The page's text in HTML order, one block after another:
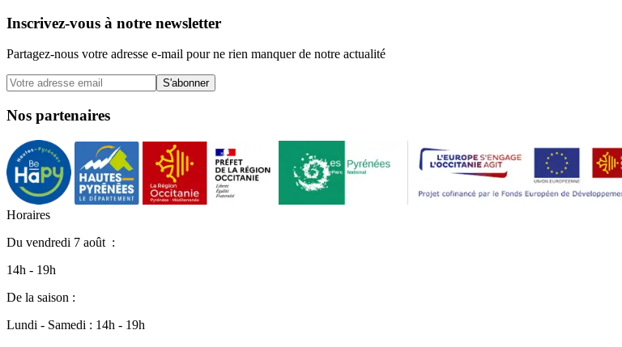
Inscrivez-vous à notre newsletter
Partagez-nous votre adresse e-mail pour ne rien manquer de notre actualité
S'abonner
Nos partenaires
Horaires
Du vendredi 7 août :
14h - 19h
De la saison :
Lundi - Samedi : 14h - 19h